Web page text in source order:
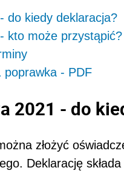
do kiedy deklaracja?
kto może przystąpić?
poprawka - PDF
2021 - do
złożyć
Deklarację